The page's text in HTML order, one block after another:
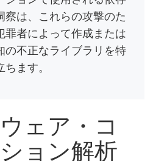
察は、これらの攻撃のた
罪者によって作成または
の不正なライブラリを特
ます。
ェア・コ
ョン解析